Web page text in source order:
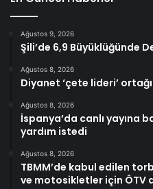
Ağustos 9, 2026
Şili’de 6,9 Büyüklüğünde
Ağustos 8, 2026
Diyanet ‘çete lideri’
Ağustos 8, 2026
İspanya’da canlı yayına
yardım istedi
Ağustos 8, 2026
TBMM’de kabul edilen
ve motosikletler için ÖTV